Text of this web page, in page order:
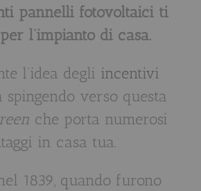
pannelli fotovoltaici ti
l’impianto di casa.
l’idea degli incentivi
spingendo verso questa
che porta numerosi
in casa tua.
1839, quando furono